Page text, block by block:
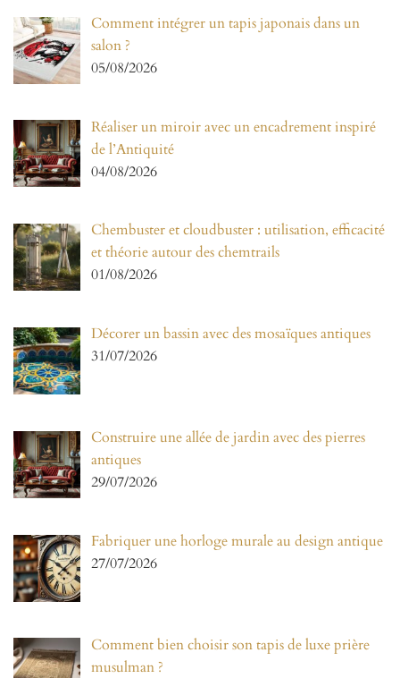
Comment intégrer un tapis japonais dans un
salon ?
05/08/2026
Réaliser un miroir avec un encadrement inspiré
de l’Antiquité
04/08/2026
Chembuster et cloudbuster : utilisation, efficacité
et théorie autour des chemtrails
01/08/2026
Décorer un bassin avec des mosaïques antiques
31/07/2026
Construire une allée de jardin avec des pierres
antiques
29/07/2026
Fabriquer une horloge murale au design antique
27/07/2026
Comment bien choisir son tapis de luxe prière
musulman ?